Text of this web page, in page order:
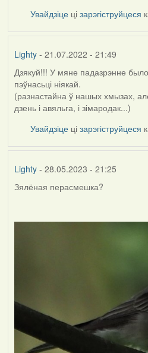
Увайдзіце цізарэгіструйцеся
Lighty- 21.07.2022 - 21:49
Дзякуй!!! У мяне падазрэнне
пэўнасьці ніякай.
(разнастайна ў нашых хмызах,
дзень і авяльга, і зімародак...)
Увайдзіце цізарэгіструйцеся
Lighty- 28.05.2023 - 21:25
Зялёная перасмешка?